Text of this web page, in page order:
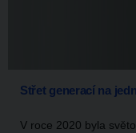
Střet generací na
V roce 2020 byla